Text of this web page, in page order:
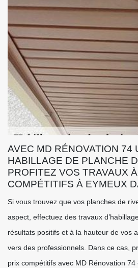
AVEC MD RÉNOVATION 74
HABILLAGE DE PLANCHE
PROFITEZ VOS TRAVAUX
COMPÉTITIFS À EYMEUX
Si vous trouvez que vos planches de
aspect, effectuez des travaux
résultats positifs et à la hauteur de vos
vers des professionnels. Dans ce cas,
prix compétitifs avec MD Rénovation